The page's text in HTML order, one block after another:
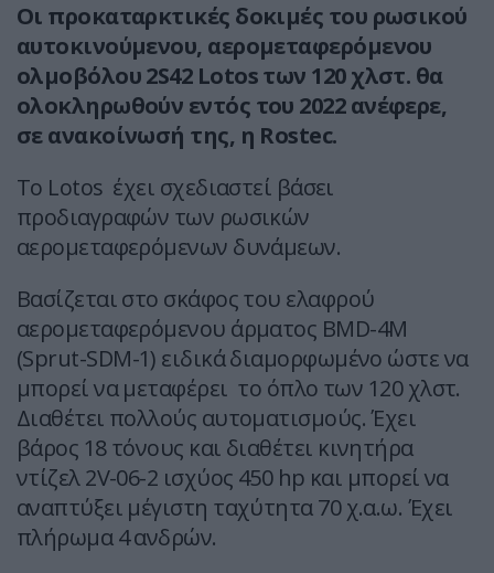
Οι προκαταρκτικές δοκιμές του ρωσικού
αυτοκινούμενου, αερομεταφερόμενου
ολμοβόλου 2S42 Lotos των 120 χλστ. θα
ολοκληρωθούν εντός του 2022 ανέφερε,
σε ανακοίνωσή της, η Rostec.
Το Lotos έχει σχεδιαστεί βάσει
προδιαγραφών των ρωσικών
αερομεταφερόμενων δυνάμεων.
Βασίζεται στο σκάφος του ελαφρού
αερομεταφερόμενου άρματος BMD-4M
(Sprut-SDM-1) ειδικά διαμορφωμένο ώστε να
μπορεί να μεταφέρει το όπλο των 120 χλστ.
Διαθέτει πολλούς αυτοματισμούς. Έχει
βάρος 18 τόνους και διαθέτει κινητήρα
ντίζελ 2V-06-2 ισχύος 450 hp και μπορεί να
αναπτύξει μέγιστη ταχύτητα 70 χ.α.ω. Έχει
πλήρωμα 4 ανδρών.